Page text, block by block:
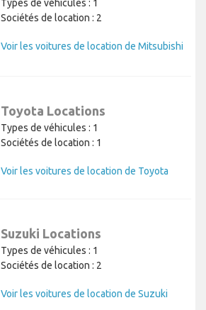
Types de véhicules : 1
Sociétés de location : 2
Voir les voitures de location de Mitsubishi
Toyota Locations
Types de véhicules : 1
Sociétés de location : 1
Voir les voitures de location de Toyota
Suzuki Locations
Types de véhicules : 1
Sociétés de location : 2
Voir les voitures de location de Suzuki